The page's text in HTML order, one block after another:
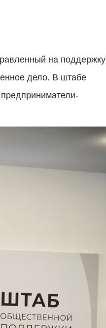
на поддержку
дело. В штабе